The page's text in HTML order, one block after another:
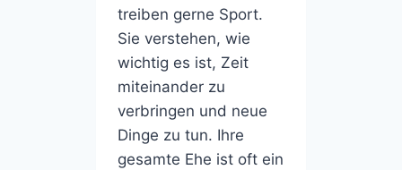
treiben gerne Sport.
Sie verstehen, wie
wichtig es ist, Zeit
miteinander zu
verbringen und neue
Dinge zu tun. Ihre
gesamte Ehe ist oft ein